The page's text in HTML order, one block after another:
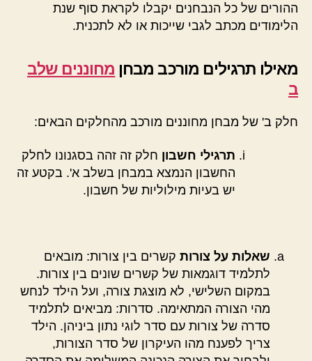
ההורים של כל הנבחנים יקבלו לקראת סוף שנת
הלימודים מכתב לגבי שייכות או לא לתכנית.
מאילו תרגילים מורכב מבחן מחוננים שלב
ב
חלק ב' של מבחן מחוננים מורכב מהחלקים הבאים:
תרגילי חשבון חלק זה זהה בסגנונו לחלק
החשבון הנמצא במבחן בשלב א'. בקטע זה
יש בעיות מילוליות של חשבון.
שאלות על צורות קשרים בין צורות: מובאים
לתלמיד דוגמאות של קשרים שונים בין צורות.
במקום השלישי, לא מוצגת צורה, ועל הילד לנחש
מהי הצורה המתאימה. סדרות: מביאים לתלמיד
סדרה של צורות עם סדר לוגי נתון ביניהן. הילד
צריך לפענח מהו העיקרון של סדר הצורות,